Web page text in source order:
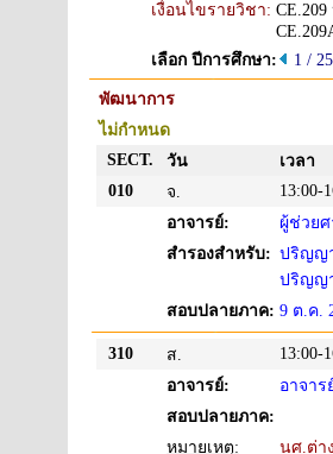
เงื่อนไขรายวิชา:
เลือก ปีการศึกษา:
1 /
พัฒนาการ
ไม่กำหนด
SECT.
วัน
เวลา
010
จ.
13:00-
อาจารย์:
ผู้ช่วย
สำรองสำหรับ: ปริญญ
ปริญญ
สอบปลายภาค: 9 ต.ค.
310 ส.
13:00-
อาจารย์:
อาจา
สอบปลายภาค:
หมายเหตุ:
นศ.ต่า